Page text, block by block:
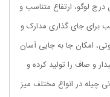
درج لوگو، ارتفاع متناسب و
فضای مناسب برای جای گذاری مدارک و
امکان جا به جایی آسان
و صاف را تولید کرده و
چیله در انواع مختلف میز